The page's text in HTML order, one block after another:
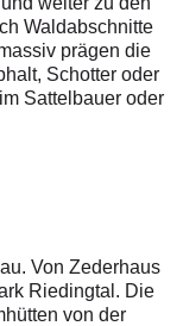
Waldabschnitte
prägen die
Schotter oder
Sattelbauer oder
Von Zederhaus
Riedingtal. Die
von der